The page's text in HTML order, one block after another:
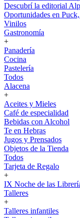
Descubrí la editorial
Oportunidades en
Vinilos
Gastronomía
+
Panadería
Cocina
Pastelería
Todos
Alacena
+
Aceites y Mieles
Café de especialidad
Bebidas con Alcohol
Te en Hebras
Jugos y Prensados
Objetos de la Tienda
Todos
Tarjeta de Regalo
+
IX Noche de las
Talleres
+
Talleres infantiles